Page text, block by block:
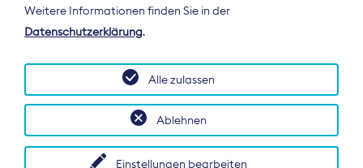
Zeitungsverleger (BDZV) vertritt als
Spitzenorganisation die Interessen der
Deutschland und auf EU-Ebene.
Weitere Informationen finden Sie in der
Datenschutzerklärung.
Einstellungen bearbeiten
Ablehnen
Alle zulassen